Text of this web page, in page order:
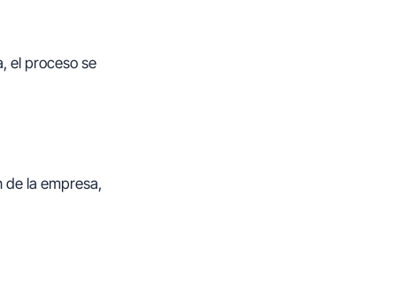
el proceso se
de la empresa,